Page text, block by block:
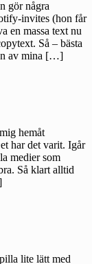
gör några
invites (hon får
en massa text nu
Så – bästa
av mina […]
hemåt
har det varit. Igår
medier som
Så klart alltid
lite lätt med